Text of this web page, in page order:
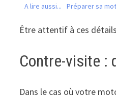
A lire aussi... Préparer sa
Être attentif à ces
Contre-visite :
Dans le cas où votre